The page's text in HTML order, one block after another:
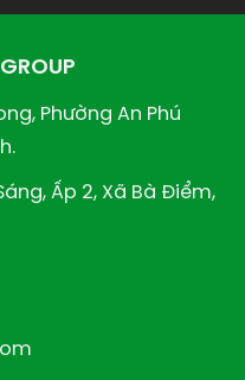
Phường An Phú
Ấp 2, Xã Bà Điểm,